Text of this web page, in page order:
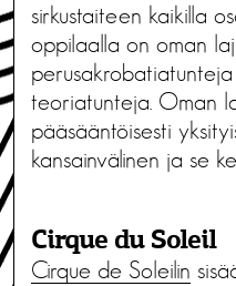
sirkustaiteen kaikilla
oppilaalla on oman
teoriatunteja. Oman
pääsääntöisesti
kansainvälinen ja se
Cirque du Soleil
Cirque de Soleilin